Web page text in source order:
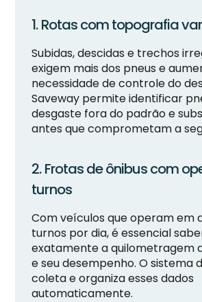
1. Rotas com topografia
Subidas, descidas e trechos
exigem mais dos pneus e
necessidade de controle do
Saveway permite identificar
desgaste fora do padrão e
antes que comprometam a
2. Frotas de ônibus com
turnos
Com veículos que operam em
turnos por dia, é essencial
exatamente a quilometragem
e seu desempenho. O sistema
coleta e organiza esses dados
automaticamente.